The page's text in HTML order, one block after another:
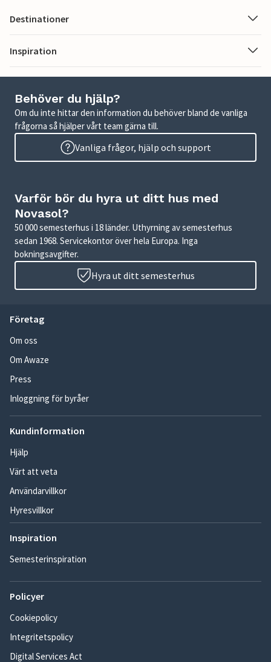
Destinationer
Inspiration
Behöver du hjälp?
Om du inte hittar den information du behöver bland de vanliga
frågorna så hjälper vårt team gärna till.
Vanliga frågor, hjälp och support
Varför bör du hyra ut ditt hus med
Novasol?
50 000 semesterhus i 18 länder. Uthyrning av semesterhus
sedan 1968. Servicekontor över hela Europa. Inga
bokningsavgifter.
Hyra ut ditt semesterhus
Företag
Om oss
Om Awaze
Press
Inloggning för byråer
Kundinformation
Hjälp
Värt att veta
Användarvillkor
Hyresvillkor
Inspiration
Semesterinspiration
Policyer
Cookiepolicy
Integritetspolicy
Digital Services Act